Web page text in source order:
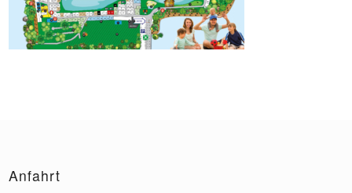
Anfahrt